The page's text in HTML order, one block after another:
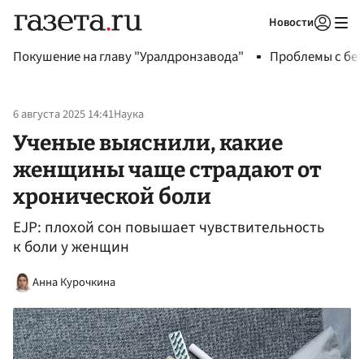
Новости
Покушение на главу "Уралдронзавода" Проблемы с
6 августа 2025 14:41Наука
Ученые выяснили, какие
женщины чаще страдают от
хронической боли
EJP: плохой сон повышает чувствительность
к боли у женщин
Анна Курочкина